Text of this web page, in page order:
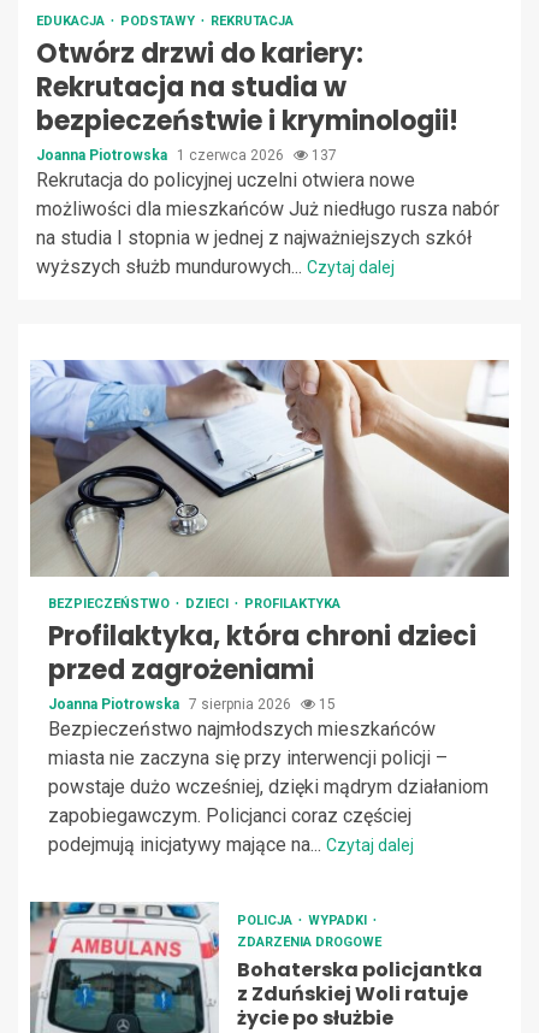
EDUKACJA PODSTAWY REKRUTACJA
Otwórz drzwi do kariery:
Rekrutacja na studia w
bezpieczeństwie i kryminologii!
Joanna Piotrowska 1 czerwca 2026 137
Rekrutacja do policyjnej uczelni otwiera nowe
możliwości dla mieszkańców Już niedługo rusza nabór
na studia I stopnia w jednej z najważniejszych szkół
wyższych służb mundurowych... Czytaj dalej
BEZPIECZEŃSTWO DZIECI PROFILAKTYKA
Profilaktyka, która chroni dzieci
przed zagrożeniami
Joanna Piotrowska 7 sierpnia 2026 15
Bezpieczeństwo najmłodszych mieszkańców
miasta nie zaczyna się przy interwencji policji –
powstaje dużo wcześniej, dzięki mądrym działaniom
zapobiegawczym. Policjanci coraz częściej
podejmują inicjatywy mające na... Czytaj dalej
POLICJA
WYPADKI
ZDARZENIA DROGOWE
Bohaterska policjantka
z Zduńskiej Woli ratuje
życie po służbie